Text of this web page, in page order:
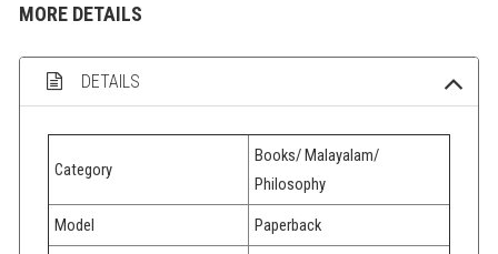
MORE DETAILS
DETAILS
Category
Books/ Malayalam/
Philosophy
Model Paperback